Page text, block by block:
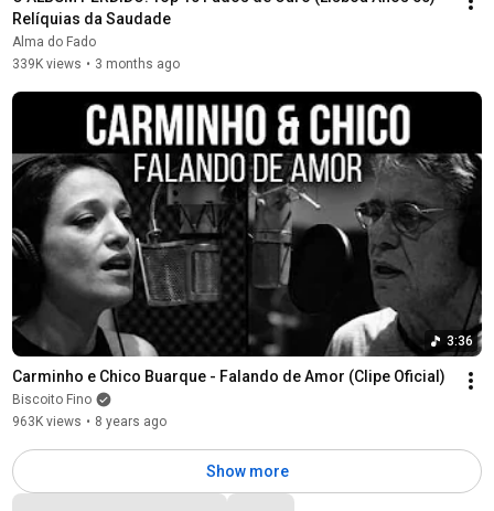
Relíquias da Saudade
Alma do Fado
339K views • 3 months ago
3:36
Carminho e Chico Buarque - Falando de Amor (Clipe Oficial)
Biscoito Fino
963K views • 8 years ago
Show more